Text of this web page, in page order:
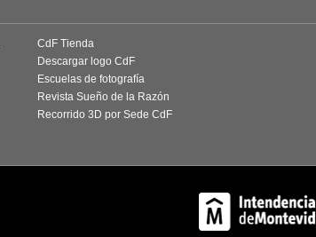
CdF Tienda
Descargar logo CdF
Escuelas de fotografía
Revista Sueño de la Razón
Recorrido 3D por Sede CdF